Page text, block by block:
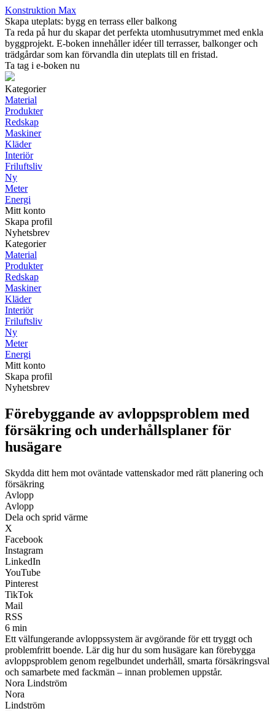
Konstruktion Max
Skapa uteplats: bygg en terrass eller balkong
Ta reda på hur du skapar det perfekta utomhusutrymmet med enkla
byggprojekt. E-boken innehåller idéer till terrasser, balkonger och
trädgårdar som kan förvandla din uteplats till en fristad.
Ta tag i e-boken nu
Kategorier
Material
Produkter
Redskap
Maskiner
Kläder
Interiör
Friluftsliv
Ny
Meter
Energi
Mitt konto
Skapa profil
Nyhetsbrev
Kategorier
Material
Produkter
Redskap
Maskiner
Kläder
Interiör
Friluftsliv
Ny
Meter
Energi
Mitt konto
Skapa profil
Nyhetsbrev
Förebyggande av avloppsproblem med
försäkring och underhållsplaner för
husägare
Skydda ditt hem mot oväntade vattenskador med rätt planering och
försäkring
Avlopp
Avlopp
Dela och sprid värme
X
Facebook
Instagram
LinkedIn
YouTube
Pinterest
TikTok
Mail
RSS
6 min
Ett välfungerande avloppssystem är avgörande för ett tryggt och
problemfritt boende. Lär dig hur du som husägare kan förebygga
avloppsproblem genom regelbundet underhåll, smarta försäkringsval
och samarbete med fackmän – innan problemen uppstår.
Nora Lindström
Nora
Lindström